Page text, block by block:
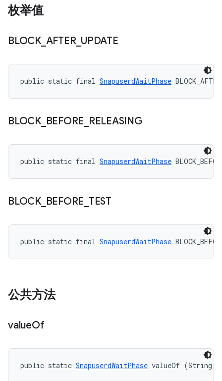
枚举值
BLOCK_ AFTER_ UPDATE
public static final SnapuserdWaitPhase
BLOCK_ BEFORE RELEASING
public static final SnapuserdWaitPhase
BLOCK_ BEFORE TEST
public static final SnapuserdWaitPhase
公共方法
valueOf
public static SnapuserdWaitPhase valueOf (String